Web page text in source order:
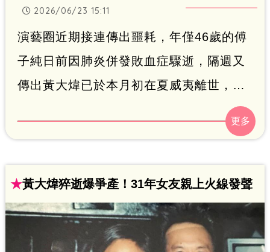
2026/06/23 15:11
演藝圈近期接連傳出噩耗，年僅46歲的傅
子純日前因肺炎併發敗血症驟逝，隔週又
傳出黃大煒已於本月初在夏威夷離世，享
壽61歲。庾澄慶（哈林）睽違9年推出全
新創作單曲〈愛人啊〉，今（23）日出席
目，正是他主持的《哈！真相大白了》，
黃大煒則與他同期出道，令他感慨萬分。
★黃大煒猝逝爆爭產！31年女友親上火線發聲